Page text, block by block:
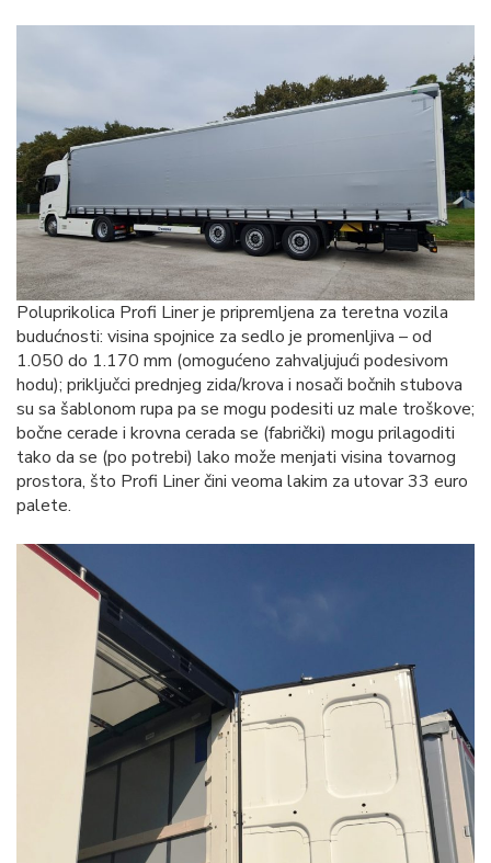
Poluprikolica Profi Liner je pripremljena za teretna vozila
budućnosti: visina spojnice za sedlo je promenljiva – od
1.050 do 1.170 mm (omogućeno zahvaljujući podesivom
hodu); priključci prednjeg zida/krova i nosači bočnih stubova
su sa šablonom rupa pa se mogu podesiti uz male troškove;
bočne cerade i krovna cerada se (fabrički) mogu prilagoditi
tako da se (po potrebi) lako može menjati visina tovarnog
prostora, što Profi Liner čini veoma lakim za utovar 33 euro
palete.